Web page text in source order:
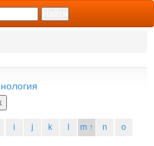
i j k m ↑ n
o